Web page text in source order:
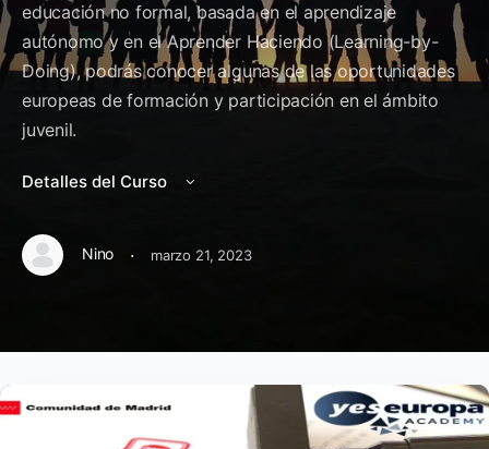
educación no formal, basada en el aprendizaje
autónomo y en el Aprender Haciendo (Learning-by-
Doing), podrás conocer algunas de las oportunidades
europeas de formación y participación en el ámbito
juvenil.
Detalles del Curso
Nino · marzo 21, 2023